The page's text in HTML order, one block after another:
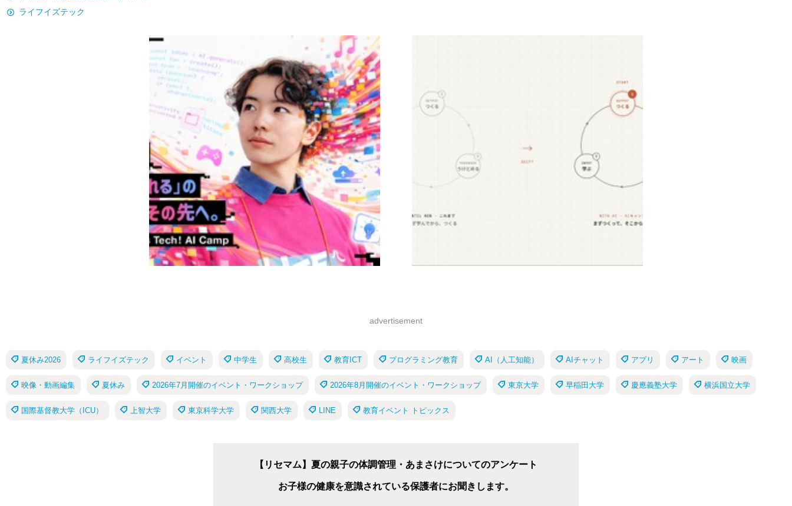
ライフイズテック
advertisement
夏休み2026 ライフイズテック イベント 中学生 高校生 教育ICT プログラミング教育 AI（人工知能） AIチャット アプリ アート 映画
映像・動画編集 夏休み 2026年7月開催のイベント・ワークショップ 2026年8月開催のイベント・ワークショップ 東京大学 早稲田大学 慶應義塾大学 横浜国立大学
国際基督教大学（ICU） 上智大学 東京科学大学 関西大学 LINE 教育イベント トピックス
【リセマム】夏の親子の体調管理・あまさけについてのアンケート
お子様の健康を意識されている保護者にお聞きします。